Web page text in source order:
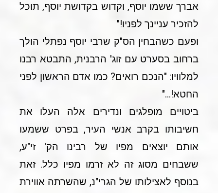
אברך ששמו יוסף, וקדוש בקדושת יוסף, תוכל
להזכיר עניינך לפניו!"
ופעם כשהבחין הס"ק שרבי יוסף נפתלי הולך
ברחוב בסערט עם זוג' הרבנית, התבטא רבנו
למלוויו: "הנכם רואים? כמו אדם הראשון לפני
החטא!…"
ביטויים מופלגים ונדירים אלה העלו את
חשיבותו בקרב אנשי העיר, בפרט ששמעו
אותם יוצאים מפיו של רבינו הק' זי"ע,
ששבחים מסוג זה לא זרמו מפיו כלל. זאת
בנוסף לאצילותו של הגרי"נ, שהשרתה אווירת